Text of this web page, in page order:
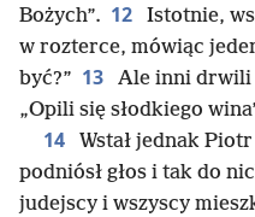
Bożych”. 12
Istotnie,
w rozterce, mówiąc
być?” 13
Ale inni drwili
„Opili się słodkiego
14 Wstał jednak
podniósł głos i tak do
judejscy i wszyscy